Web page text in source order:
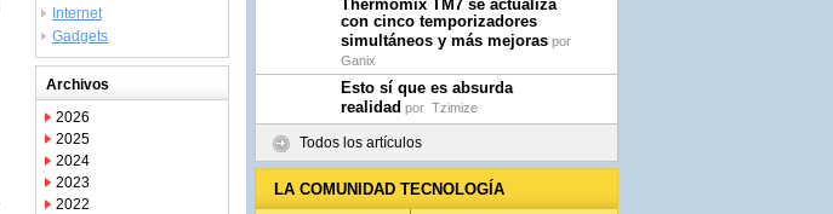
Internet
Gadgets
Archivos
2026
2025
2024
2023
2022
Thermomix TM7 se actualiza
con cinco temporizadores
simultáneos y más mejoras por
Ganix
Esto sí que es absurda
realidad por Tzimize
Todos los artículos
LA COMUNIDAD TECNOLOGÍA